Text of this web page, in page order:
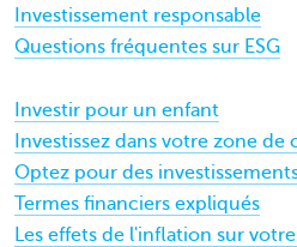
Investissement responsable
Questions fréquentes sur ESG
Investir pour un enfant
Investissez dans votre zone de
Optez pour des
Termes financiers expliqués
Les effets de l'inflation sur